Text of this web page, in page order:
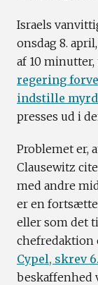
Israels
onsdag 8.
af 10 minutter,
regering
indstille
presses ud i
Problemet er,
Clausewitz
med andre
er en
eller som det
chefredaktion
Cypel, skrev
beskaffenhed